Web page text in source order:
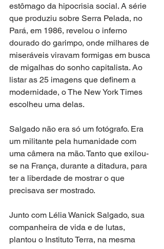
estômago da hipocrisia social. A série
que produziu sobre Serra Pelada, no
Pará, em 1986, revelou o inferno
dourado do garimpo, onde milhares de
miseráveis viravam formigas em busca
de migalhas do sonho capitalista. Ao
listar as 25 imagens que definem a
modernidade, o The New York Times
escolheu uma delas.
Salgado não era só um fotógrafo. Era
um militante pela humanidade com
uma câmera na mão. Tanto que exilou-
se na França, durante a ditadura, para
ter a liberdade de mostrar o que
precisava ser mostrado.
Junto com Lélia Wanick Salgado, sua
companheira de vida e de lutas,
plantou o Instituto Terra, na mesma